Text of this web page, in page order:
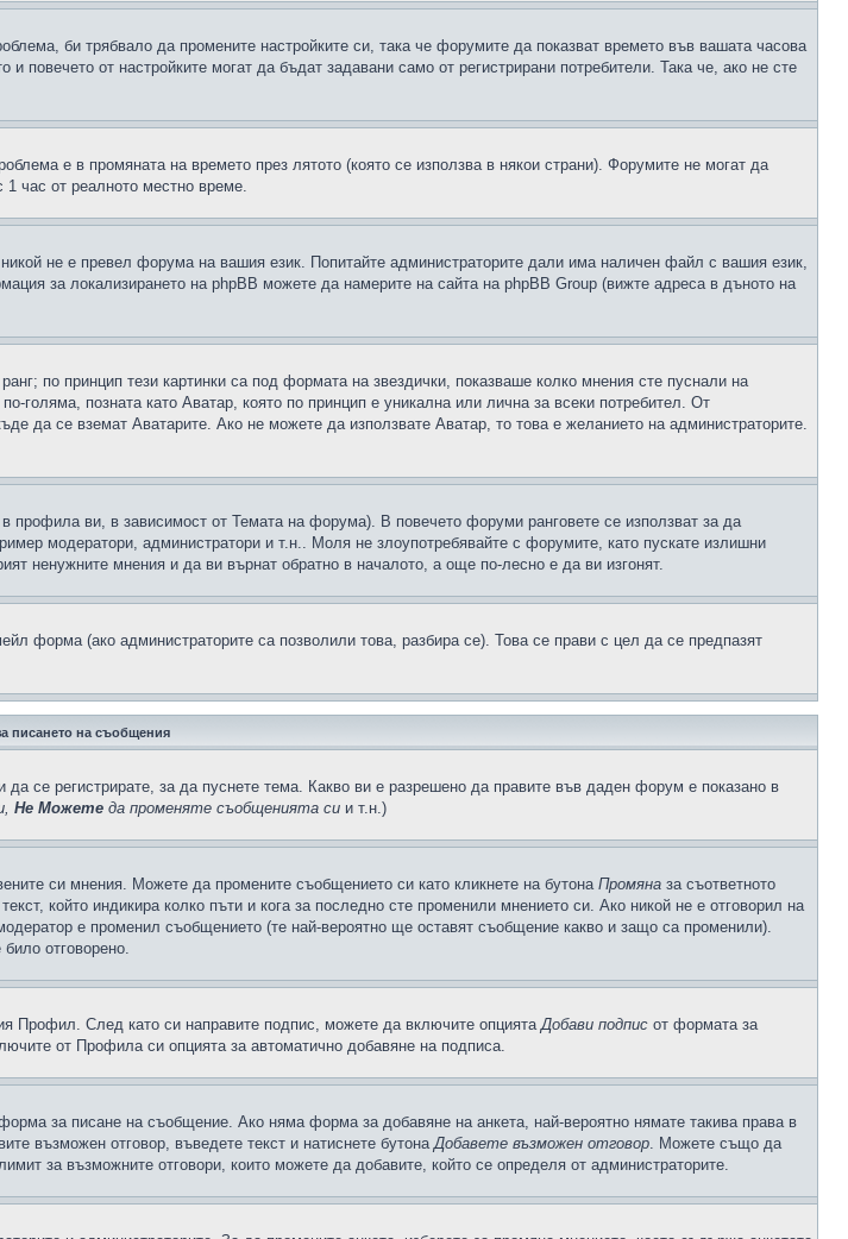
би трябвало да промените настройките си, така че форумите да показват времето във вашата часова
от настройките могат да бъдат задавани само от регистрирани потребители. Така че, ако не сте
е в промяната на времето през лятото (която се използва в някои страни). Форумите не могат да
1 час от реалното местно време.
не е превел форума на вашия език. Попитайте администраторите дали има наличен файл с вашия език,
за локализирането на phpBB можете да намерите на сайта на phpBB Group (вижте адреса в дъното на
по принцип тези картинки са под формата на звездички, показваше колко мнения сте пуснали на
позната като Аватар, която по принцип е уникална или лична за всеки потребител. От
да се вземат Аватарите. Ако не можете да използвате Аватар, то това е желанието на администраторите.
профила ви, в зависимост от Темата на форума). В повечето форуми ранговете се използват за да
модератори, администратори и т.н.. Моля не злоупотребявайте с форумите, като пускате излишни
ненужните мнения и да ви върнат обратно в началото, а още по-лесно е да ви изгонят.
форма (ако администраторите са позволили това, разбира се). Това се прави с цел да се предпазят
писането на съобщения
се регистрирате, за да пуснете тема. Какво ви е разрешено да правите във даден форум е показано в
Не Можете да променяте съобщенията си и т.н.)
си мнения. Можете да промените съобщението си като кликнете на бутона Промяна за съответното
който индикира колко пъти и кога за последно сте променили мнението си. Ако никой не е отговорил на
е променил съобщението (те най-вероятно ще оставят съобщение какво и защо са променили).
отговорено.
Профил. След като си направите подпис, можете да включите опциятаДобави подпис от формата за
от Профила си опцията за автоматично добавяне на подписа.
за писане на съобщение. Ако няма форма за добавяне на анкета, най-вероятно нямате такива права в
възможен отговор, въведете текст и натиснете бутонаДобавете възможен отговор. Можете също да
за възможните отговори, които можете да добавите, който се определя от администраторите.